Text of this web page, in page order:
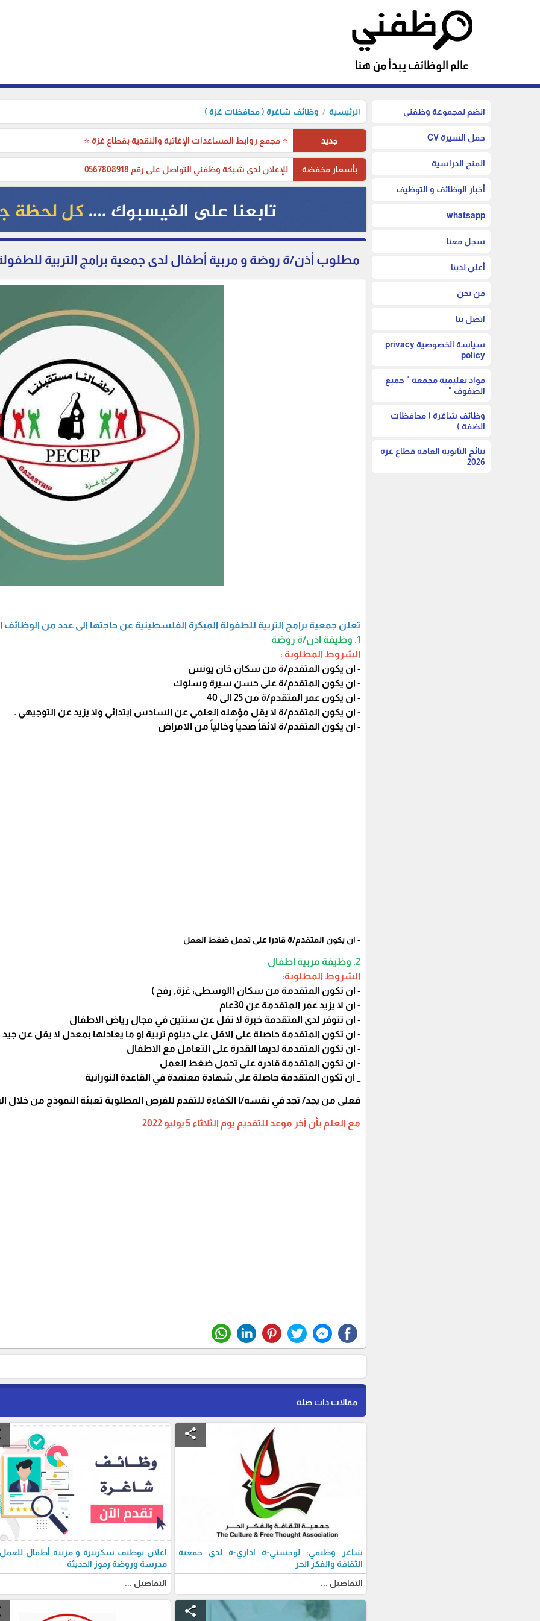
انضم لمجموعة وظفني
حمل السيرة CV
المنح الدراسية
أخبار الوظائف و التوظيف
whatsapp
سجل معنا
أعلن لدينا
من نحن
اتصل بنا
سياسة الخصوصية privacy
policy
مواد تعليمية مجمعة " جميع
الصفوف "
وظائف شاغرة ( محافظات
الضفة )
نتائج الثانوية العامة قطاع غزة
2026
الرئيسية وظائف شاغرة ( محافظات غزة )
جديد ⭐ مجمع روابط المساعدات الإغاثية والنقدية بقطاع غزة ⭐
بأسعار مخفضة للإعلان لدى شبكة وظفني التواصل على رقم 0567808918
مطلوب أذن/ة روضة و مربية أطفال لدى جمعية برامج التربية
تعلن جمعية برامج التربية للطفولة المبكرة الفلسطينية عن حاجتها الى عدد من الوظائف
1. وظيفة اذن/ة روضة
الشروط المطلوبة :
- ان يكون المتقدم/ة من سكان خان يونس
- ان يكون المتقدم/ة على حسن سيرة وسلوك
- ان يكون عمر المتقدم/ة من 25 الى 40
- ان يكون المتقدم/ة لا يقل مؤهله العلمي عن السادس ابتدائي ولا يزيد عن التوجيهي .
- ان يكون المتقدم/ة لائقاً صحياً وخالياً من الامراض
- ان يكون المتقدم/ة قادرا على تحمل ضغط العمل
2. وظيفة مربية اطفال
الشروط المطلوبة:
- ان تكون المتقدمة من سكان (الوسطى، غزة, رفح )
- ان لا يزيد عمر المتقدمة عن 30عام
- ان تتوفر لدى المتقدمة خبرة لا تقل عن سنتين في مجال رياض الاطفال
- ان تكون المتقدمة حاصلة على الاقل على دبلوم تربية او ما يعادلها بمعدل لا يقل عن جيد
- ان تكون المتقدمة لديها القدرة على التعامل مع الاطفال
- ان تكون المتقدمة قادره على تحمل ضغط العمل
_ ان تكون المتقدمة حاصلة على شهادة معتمدة في القاعدة النورانية
فعلى من يجد/ تجد في نفسه/ا الكفاءة للتقدم للفرص المطلوبة تعبئة النموذج من خلال
مع العلم بأن آخر موعد للتقديم يوم الثلاثاء 5 يوليو 2022
مقالات ذات صلة
share
شاغر وظيفي: لوجستي-ة اداري-ة لدى جمعية
الثقافة والفكر الحر
التفاصيل ...
اعلان توظيف سكرتيرة و مربية أطفال
مدرسة وروضة رموز الحديثة
التفاصيل ...
share